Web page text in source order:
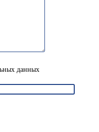
данных